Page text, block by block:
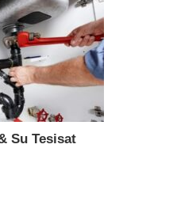
Su Tesisat